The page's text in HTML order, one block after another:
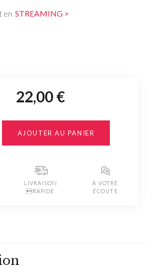
en STREAMING >
22,00 €
AJOUTER AU PANIER
LIVRAISON
RAPIDE
À VOTRE
ÉCOUTE